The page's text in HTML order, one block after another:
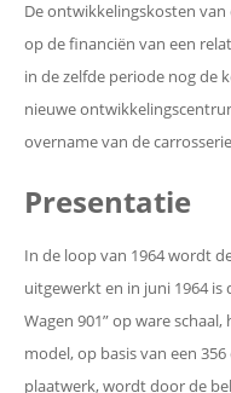
De ontwikkelingskosten
op de financiën van een
in de zelfde periode nog de
nieuwe
overname van de
Presentatie
In de loop van 1964 wordt
uitgewerkt en in juni 1964 is
Wagen 901” op ware
model, op basis van een
plaatwerk, wordt door de